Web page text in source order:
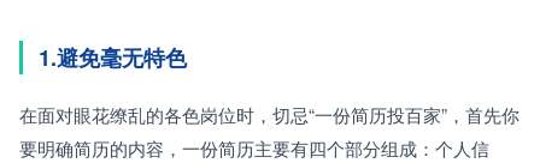
1.避免毫无特色
在面对眼花缭乱的各色岗位时，切忌“一份简历投百家”，首先你
要明确简历的内容，一份简历主要有四个部分组成：个人信